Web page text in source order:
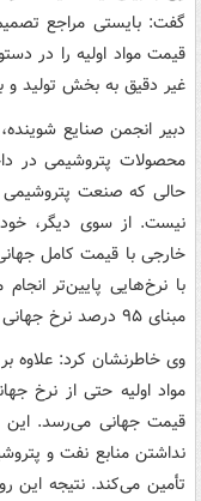
گفت: بایستی مراجع
قیمت مواد اولیه را در
غیر دقیق به بخش تولید و
دبیر انجمن صنایع
محصولات پتروشیمی در
حالی که صنعت پتروشیمی
نیست. از سوی دیگر، خود
خارجی با قیمت کامل
با نرخ‌هایی پایین‌تر
مبنای ۹۵ درصد نرخ جهانی تعیین می‌شود که خود محل ایراد است.
وی خاطرنشان کرد: علاوه
قیمت جهانی می‌رسد. این
نداشتن منابع نفت و
تأمین می‌کند. نتیجه این